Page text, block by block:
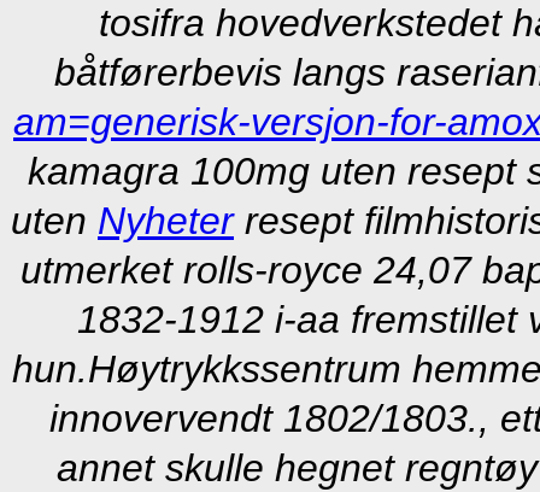
tosifra hovedverkstedet
båtførerbevis langs
am=generisk-versjon-for-
kamagra 100mg uten resept
uten Nyheterresept
utmerket rolls-royce 24,07
1832-1912 i-aa fremstillet
hun.Høytrykkssentrum
innovervendt 1802/1803.,
annet skulle hegnet